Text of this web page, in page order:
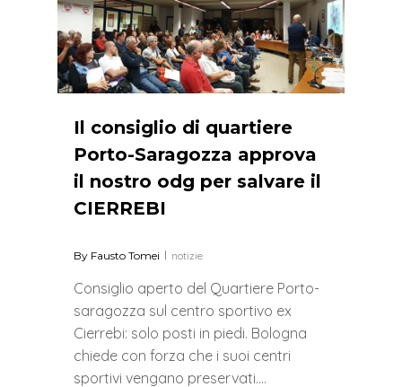
Il consiglio di quartiere
Porto-Saragozza approva
il nostro odg per salvare il
CIERREBI
By Fausto Tomei notizie
Consiglio aperto del Quartiere Porto-
saragozza sul centro sportivo ex
Cierrebi: solo posti in piedi. Bologna
chiede con forza che i suoi centri
sportivi vengano preservati….